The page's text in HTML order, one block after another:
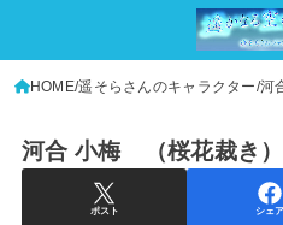
HOME 遥そらさんのキャラクター 河
河合 小梅 （桜花裁き）
ポスト シェア